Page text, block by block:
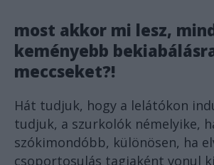
most akkor mi lesz,
keményebb
meccseket?!
Hát tudjuk, hogy a lelátókon
tudjuk, a szurkolók némelyike,
szókimondóbb, különösen, ha
csoportosulás tagjaként vonul